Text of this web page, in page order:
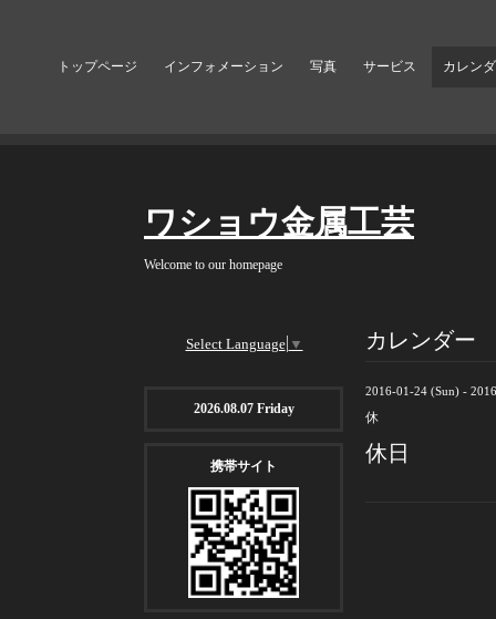
トップページ インフォメーション 写真 サービス カレン
ワショウ金属工芸
Welcome to our homepage
カレンダー
2016-01-24 (Sun) -
休
休日
Select Language ▼
2026.08.07 Friday
携帯サイト